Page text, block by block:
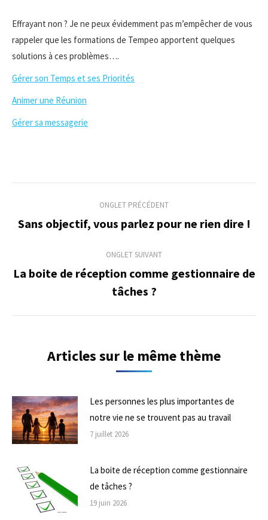
Effrayant non ? Je ne peux évidemment pas m’empêcher de vous
rappeler que les formations de Tempeo apportent quelques
solutions à ces problèmes….
Gérer son Temps et ses Priorités
Animer une Réunion
Gérer sa messagerie
de
commentaire
ONGLET PRÉCÉDENT
Onglet
Sans objectif, vous parlez pour ne rien dire !
ONGLET SUIVANT
Onglet
suivant
La boite de réception comme gestionnaire de
tâches ?
Articles sur le même thème
Les personnes les plus importantes de
notre vie ne se trouvent pas au travail
7 juillet 2026
La boite de réception comme gestionnaire
de tâches ?
19 juin 2026